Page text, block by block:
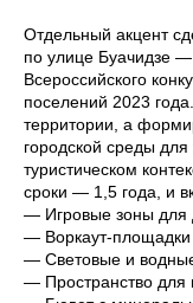
Отдельный акцент
по улице Буачидзе
Всероссийского
поселений 2023
территории, а
городской среды
туристическом
сроки — 1,5 года, и
— Игровые зоны для
— Воркаут-площадки
— Световые и
— Пространство для